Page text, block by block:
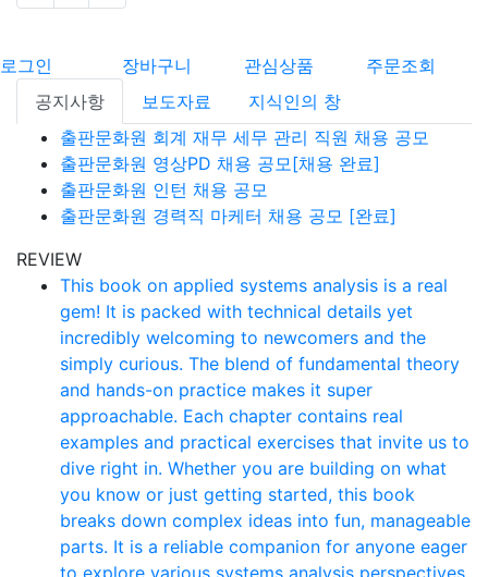
로그인 장바구니 관심상품
주문조회
공지사항
보도자료
지식인의 창
출판문화원 회계 재무 세무 관리 직원 채용 공모
출판문화원 영상PD 채용 공모[채용 완료]
출판문화원 인턴 채용 공모
출판문화원 경력직 마케터 채용 공모 [완료]
REVIEW
This book on applied systems analysis is a real
gem! It is packed with technical details yet
incredibly welcoming to newcomers and the
simply curious. The blend of fundamental theory
and hands-on practice makes it super
approachable. Each chapter contains real
examples and practical exercises that invite us to
dive right in. Whether you are building on what
you know or just getting started, this book
breaks down complex ideas into fun, manageable
parts. It is a reliable companion for anyone eager
to explore various systems analysis perspectives